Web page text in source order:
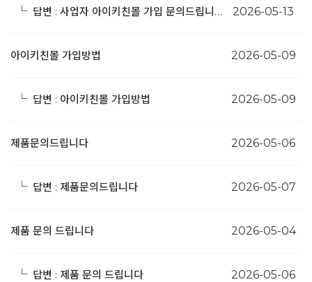
└ 답변 : 사업자 아이키친몰 가입 문의드립니다. 2026-05-13
아이키친몰 가입방법 2026-05-09
└ 답변 : 아이키친몰 가입방법 2026-05-09
제품문의드립니다 2026-05-06
└ 답변 : 제품문의드립니다 2026-05-07
제품 문의 드립니다 2026-05-04
└ 답변 : 제품 문의 드립니다 2026-05-06